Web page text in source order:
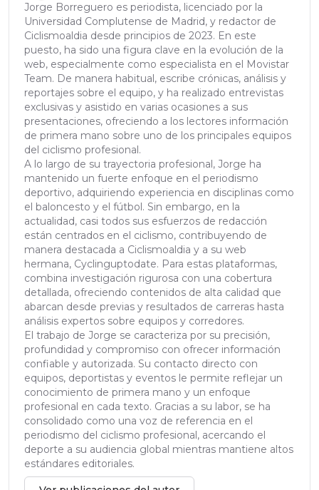
Jorge Borreguero es periodista, licenciado por la
Universidad Complutense de Madrid, y redactor de
Ciclismoaldia desde principios de 2023. En este
puesto, ha sido una figura clave en la evolución de la
web, especialmente como especialista en el Movistar
Team. De manera habitual, escribe crónicas, análisis y
reportajes sobre el equipo, y ha realizado entrevistas
exclusivas y asistido en varias ocasiones a sus
presentaciones, ofreciendo a los lectores información
de primera mano sobre uno de los principales equipos
del ciclismo profesional.
A lo largo de su trayectoria profesional, Jorge ha
mantenido un fuerte enfoque en el periodismo
deportivo, adquiriendo experiencia en disciplinas como
el baloncesto y el fútbol. Sin embargo, en la
actualidad, casi todos sus esfuerzos de redacción
están centrados en el ciclismo, contribuyendo de
manera destacada a Ciclismoaldia y a su web
hermana, Cyclinguptodate. Para estas plataformas,
combina investigación rigurosa con una cobertura
detallada, ofreciendo contenidos de alta calidad que
abarcan desde previas y resultados de carreras hasta
análisis expertos sobre equipos y corredores.
El trabajo de Jorge se caracteriza por su precisión,
profundidad y compromiso con ofrecer información
confiable y autorizada. Su contacto directo con
equipos, deportistas y eventos le permite reflejar un
conocimiento de primera mano y un enfoque
profesional en cada texto. Gracias a su labor, se ha
consolidado como una voz de referencia en el
periodismo del ciclismo profesional, acercando el
deporte a su audiencia global mientras mantiene altos
estándares editoriales.